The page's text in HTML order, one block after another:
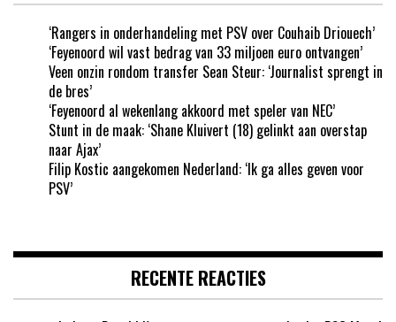
‘Rangers in onderhandeling met PSV over Couhaib Driouech’
‘Feyenoord wil vast bedrag van 33 miljoen euro ontvangen’
Veen onzin rondom transfer Sean Steur: ‘Journalist sprengt in
de bres’
‘Feyenoord al wekenlang akkoord met speler van NEC’
Stunt in de maak: ‘Shane Kluivert (18) gelinkt aan overstap
naar Ajax’
Filip Kostic aangekomen Nederland: ‘Ik ga alles geven voor
PSV’
RECENTE REACTIES